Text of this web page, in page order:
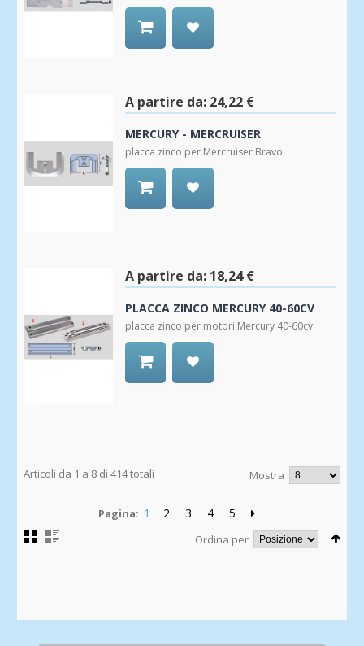
A partire da: 24,22 €
MERCURY - MERCRUISER
placca zinco per Mercruiser Bravo
A partire da: 18,24 €
PLACCA ZINCO MERCURY 40-60CV
placca zinco per motori Mercury 40-60cv
Articoli da 1 a 8 di 414 totali Mostra
Pagina: 1 2 3 4 5
Ordina per